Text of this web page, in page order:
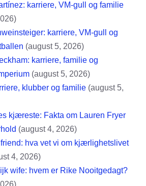
karriere, VM-gull og familie
karriere, VM-gull og
(august 5, 2026)
karriere, familie og
(august 5, 2026)
klubber og familie (august 5,
kjæreste: Fakta om Lauren Fryer
(august 4, 2026)
hva vet vi om kjærlighetslivet
4, 2026)
wife: hvem er Rike Nooitgedagt?